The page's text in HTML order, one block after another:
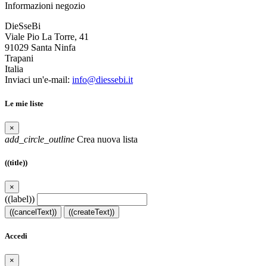
Informazioni negozio
DieSseBi
Viale Pio La Torre, 41
91029 Santa Ninfa
Trapani
Italia
Inviaci un'e-mail: info@diessebi.it
Le mie liste
×
add_circle_outline Crea nuova lista
((title))
×
((label))
((cancelText)) ((createText))
Accedi
×